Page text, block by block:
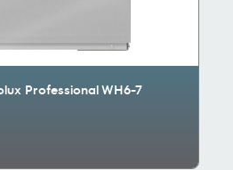
Professional WH6-7